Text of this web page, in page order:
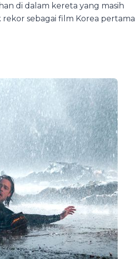
di dalam kereta yang masih
sebagai film Korea pertama